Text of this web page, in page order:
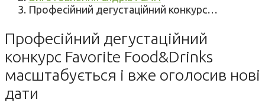
Професійний дегустаційний конкурс…
Професійний дегустаційний
конкурс Favorite Food&Drinks
масштабується і вже оголосив нові
дати